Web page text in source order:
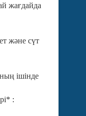
жағдайда
және сүт
ішінде
: